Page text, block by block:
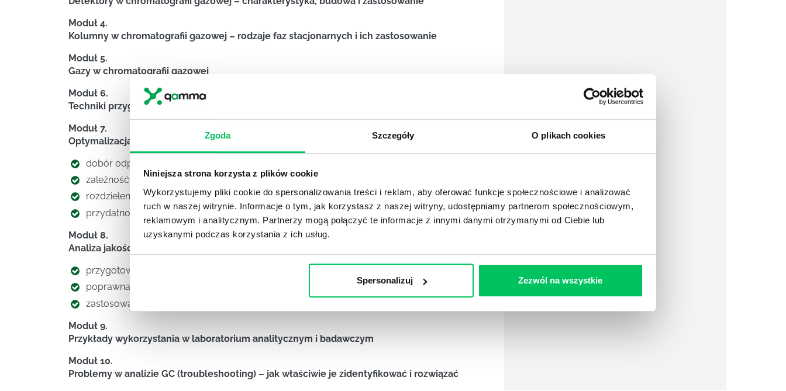
Zgoda Szczegóły O plikach cookies
Niniejsza strona korzysta z plików cookie
Wykorzystujemy pliki cookie do spersonalizowania treści i reklam, aby oferować funkcje społecznościowe i analizować
ruch w naszej witrynie. Informacje o tym, jak korzystasz z naszej witryny, udostępniamy partnerom społecznościowym,
reklamowym i analitycznym. Partnerzy mogą połączyć te informacje z innymi danymi otrzymanymi od Ciebie lub
uzyskanymi podczas korzystania z ich usług.
Spersonalizuj Zezwól na wszystkie
Moduł 4.
Kolumny w chromatografii gazowej – rodzaje faz stacjonarnych i ich zastosowanie
Moduł 5.
Gazy w chromatografii gazowej
Moduł 6.
Techniki przygotowania próbek
Moduł 7.
Optymalizacja warunków chromatograficznych
dobór odpowiednich parametrów
zależność czasu retencji od temperatury
rozdzielenie izotermiczne a rozdzielenie z wykorzystaniem programowanej temperatury
przydatność systemu (SST)
Moduł 8.
Analiza jakościowa i ilościowa w GC
przygotowanie wzorców i tworzenie krzywych kalibracyjnych
poprawna integracja i ocena chromatogramów
zastosowanie różnych typów kalibracji
Moduł 9.
Przykłady wykorzystania w laboratorium analitycznym i badawczym
Moduł 10.
Problemy w analizie GC (troubleshooting) – jak właściwie je zidentyfikować i rozwiązać